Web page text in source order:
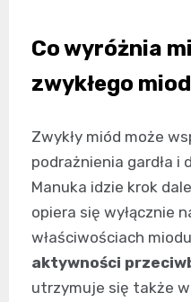
Co wyróżnia
zwykłego
Zwykły miód może
podrażnienia gardła i
Manuka idzie krok
opiera się wyłącznie
właściwościach
aktywności
utrzymuje się także